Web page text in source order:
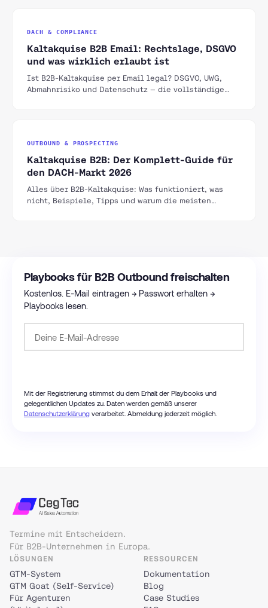
DACH & COMPLIANCE
Kaltakquise B2B Email: Rechtslage, DSGVO
und was wirklich erlaubt ist
Ist B2B-Kaltakquise per Email legal? DSGVO, UWG,
Abmahnrisiko und Datenschutz — die vollständige
OUTBOUND & PROSPECTING
Kaltakquise B2B: Der Komplett-Guide für
den DACH-Markt 2026
Alles über B2B-Kaltakquise: Was funktioniert, was
nicht, Beispiele, Tipps und warum die meisten
Playbooks für B2B Outbound freischalten
Kostenlos. E-Mail eintragen → Passwort erhalten →
Playbooks lesen.
Mit der Registrierung stimmst du dem Erhalt der Playbooks und
gelegentlichen Updates zu. Daten werden gemäß unserer
Datenschutzerklärung verarbeitet. Abmeldung jederzeit möglich.
Termine mit Entscheidern.
Für B2B-Unternehmen in Europa.
LÖSUNGEN
GTM-System
GTM Goat (Self-Service)
Für Agenturen
RESSOURCEN
Dokumentation
Blog
Case Studies